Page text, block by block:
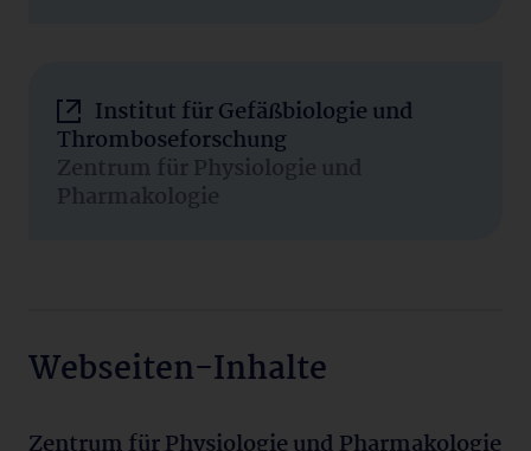
Institut für Gefäßbiologie und
Thromboseforschung
Zentrum für Physiologie und
Pharmakologie
Webseiten-Inhalte